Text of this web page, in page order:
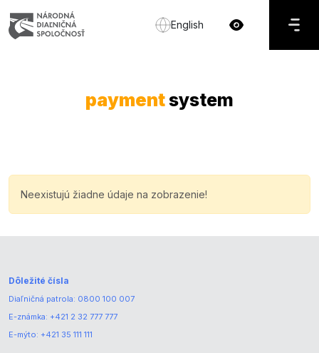
English
paymentsystem
Neexistujú žiadne údaje na zobrazenie!
Dôležité čísla
Diaľničná patrola: 0800 100 007
E-známka: +421 2 32 777 777
E-mýto: +421 35 111 111